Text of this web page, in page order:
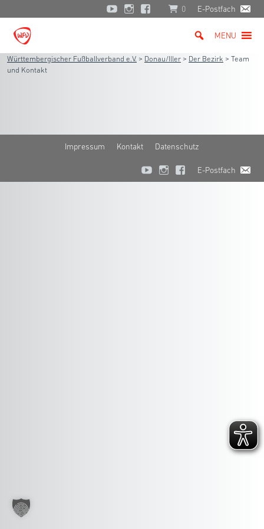
0 E-Postfach
MENU
Württembergischer Fußballverband e.V. > Donau/Iller > Der Bezirk > Team
und Kontakt
Impressum Kontakt Datenschutz
E-Postfach